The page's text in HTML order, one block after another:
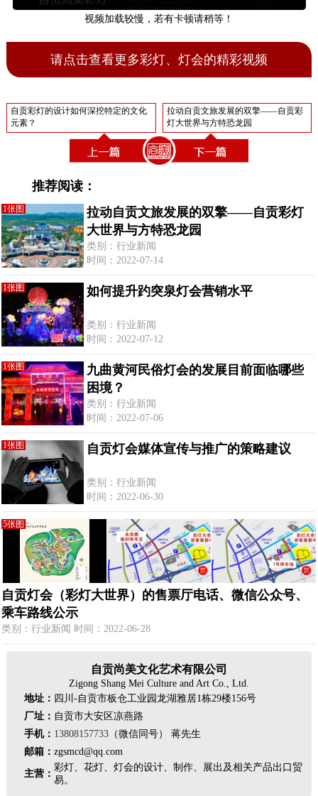
视频加载较慢，若有卡顿请稍等！
请点击查看更多彩灯、灯会的精彩视频
自贡彩灯的设计如何深挖特定的文化
元素？
拉动自贡文旅发展的双擎——自贡彩
灯大世界与方特恐龙园
推荐阅读：
1张图
拉动自贡文旅发展的双擎——自贡彩灯
大世界与方特恐龙园
类别：行业新闻
时间：2022-07-14
1张图 如何提升趵突泉灯会营销水平
类别：行业新闻
时间：2022-07-12
1张图
九曲黄河民俗灯会的发展目前面临哪些
困境？
类别：行业新闻
时间：2022-07-06
1张图 自贡灯会媒体宣传与推广的策略建议
类别：行业新闻
时间：2022-06-30
5张图
自贡灯会（彩灯大世界）的售票厅电话、微信公众号、
乘车路线公示
类别：行业新闻 时间：2022-06-28
自贡尚美文化艺术有限公司
Zigong Shang Mei Culture and Art Co., Ltd.
地址： 四川-自贡市板仓工业园龙湖雅居1栋29楼156号
厂址： 自贡市大安区凉燕路
手机： 13808157733（微信同号） 蒋先生
邮箱： zgsmcd@qq.com
主营：
彩灯、花灯、灯会的设计、制作、展出及相关产品出口贸
易。